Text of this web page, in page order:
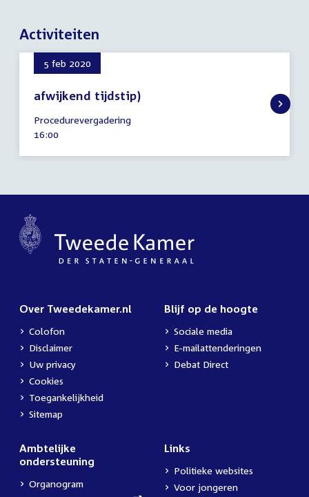
Activiteiten
5 feb 2020
afwijkend tijdstip)
februari
2020
Procedurevergadering
Tijd
16:00
Over Tweedekamer.nl
Colofon
Disclaimer
Uw privacy
Cookies
Toegankelijkheid
Sitemap
Blijf op de hoogte
Sociale media
E-mailattenderingen
Debat Direct
Ambtelijke
ondersteuning
Organogram
Links
Politieke websites
Voor jongeren